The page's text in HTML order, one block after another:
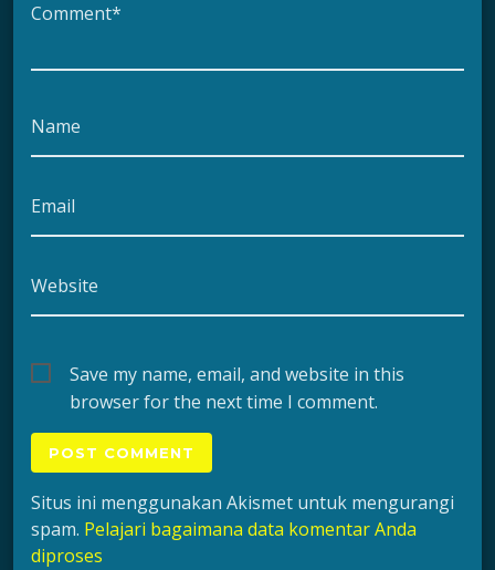
Comment*
Name
Email
Website
Save my name, email, and website in this
browser for the next time I comment.
Situs ini menggunakan Akismet untuk mengurangi
spam. Pelajari bagaimana data komentar Anda
diproses